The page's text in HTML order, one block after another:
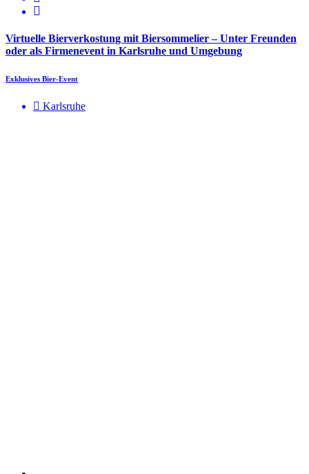
Virtuelle Bierverkostung mit Biersommelier – Unter Freunden
oder als Firmenevent in Karlsruhe und Umgebung
Exklusives Bier-Event
Karlsruhe